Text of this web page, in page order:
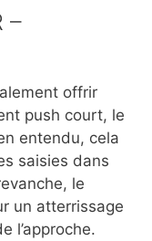
–
offrir
push court, le
entendu, cela
saisies dans
le
un atterrissage
l’approche.